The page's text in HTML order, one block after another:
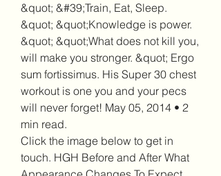
&quot; &#39;Train, Eat, Sleep.
&quot; &quot;Knowledge is power.
&quot; &quot;What does not kill you,
will make you stronger. &quot; Ergo
sum fortissimus. His Super 30 chest
workout is one you and your pecs
will never forget! May 05, 2014 • 2
min read.
Click the image below to get in
touch. HGH Before and After What